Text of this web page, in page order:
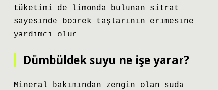
tüketimi de limonda bulunan sitrat
sayesinde böbrek taşlarının erimesine
yardımcı olur.
Dümbüldek suyu ne işe yarar?
Mineral bakımından zengin olan suda